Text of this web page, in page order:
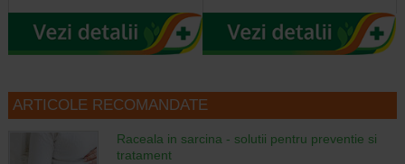
ARTICOLE RECOMANDATE
Raceala in sarcina - solutii pentru preventie si
tratament